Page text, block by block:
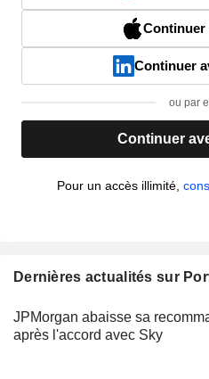
Continuer
Continuer
ou par
Continuer
Pour un accès illimité,
Dernières actualités sur
JPMorgan abaisse sa
après l'accord avec Sky